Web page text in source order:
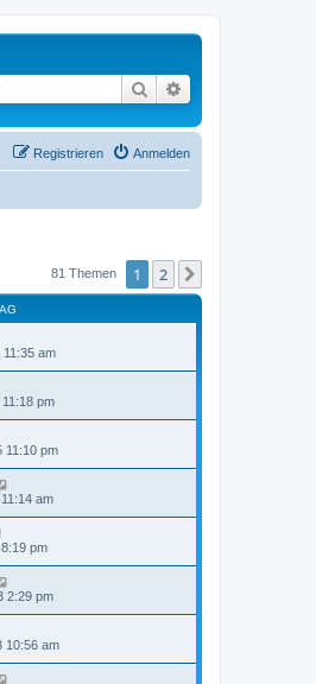
Suche
Anmelden
Registrieren
81 Themen 1 2
am
pm
11:10 pm
am
pm
2:29 pm
10:56 am